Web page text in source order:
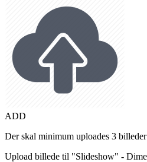
ADD
Der skal minimum uploades 3
Upload billede til "Slideshow" -